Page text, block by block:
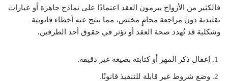
فالكثير من الأزواج يبرمون العقد اعتمادًا على نماذج جاهزة أو عبارات
تقليدية دون مراجعة محامٍ مختص، مما ينتج عنه أخطاء قانونية
وشكلية قد تُهدد صحة العقد أو تؤثر في حقوق أحد الطرفين.
إغفال ذكر المهر أو كتابته بصيغة غير دقيقة.
وضع شروط غير قابلة للتنفيذ قانونًا.